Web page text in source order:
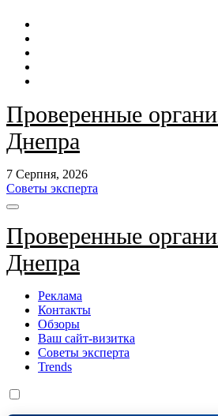
Перейти
контенту
Проверенные
Днепра
7 Серпня, 2026
Советы эксперта
Проверенные
Днепра
Реклама
Контакты
Обзоры
Ваш сайт-визитка
Советы эксперта
Trends